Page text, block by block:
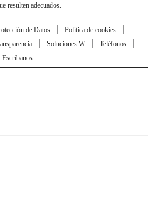
resulten adecuados.
de Datos
Política de cookies
Soluciones W
Teléfonos
Escríbanos